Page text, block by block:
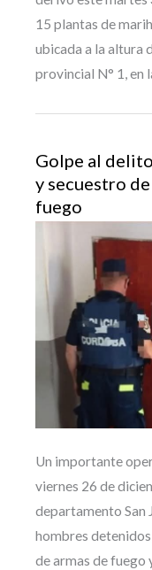
15 plantas de
ubicada a la altura
provincial N° 1, en
Golpe al
y secuestro
fuego
Un importante
viernes 26 de
departamento San
hombres
de armas de fuego